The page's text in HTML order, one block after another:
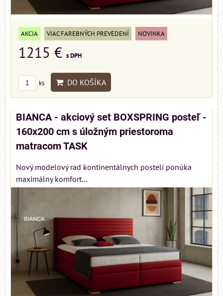
AKCIA VIAC FAREBNÝCH PREVEDENÍ NOVINKA
1215 € s DPH
ks DO KOŠÍKA
BIANCA - akciový set BOXSPRING posteľ -
160x200 cm s úložným priestoroma
matracom TASK
Nový modelový rad kontinentálnych postelí ponúka
maximálny komfort...